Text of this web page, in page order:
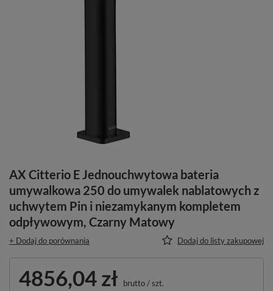
AX Citterio E Jednouchwytowa bateria
umywalkowa 250 do umywalek nablatowych z
uchwytem Pin i niezamykanym kompletem
odpływowym, Czarny Matowy
+ Dodaj do porównania Dodaj do listy zakupowej
4856,04 zł brutto/szt.